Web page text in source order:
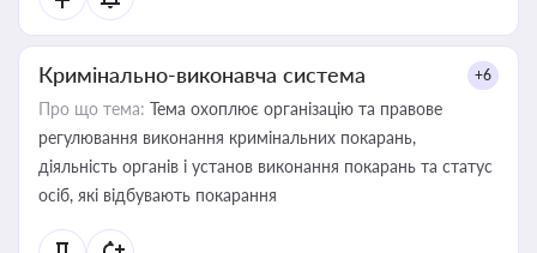
Кримінально-виконавча система +6
Про що тема: Тема охоплює організацію та правове
регулювання виконання кримінальних покарань,
діяльність органів і установ виконання покарань та статус
осіб, які відбувають покарання